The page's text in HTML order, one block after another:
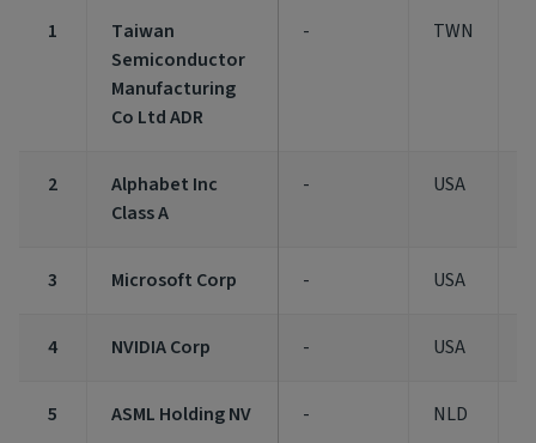
1
Taiwan
Semiconductor
Manufacturing
Co Ltd ADR
- TWN
2
Alphabet Inc
Class A
- USA
3 Microsoft Corp - USA
4 NVIDIA Corp - USA
5 ASML Holding NV - NLD